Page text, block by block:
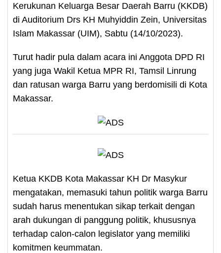
Kerukunan Keluarga Besar Daerah Barru (KKDB)
di Auditorium Drs KH Muhyiddin Zein, Universitas
Islam Makassar (UIM), Sabtu (14/10/2023).
Turut hadir pula dalam acara ini Anggota DPD RI
yang juga Wakil Ketua MPR RI, Tamsil Linrung
dan ratusan warga Barru yang berdomisili di Kota
Makassar.
Ketua KKDB Kota Makassar KH Dr Masykur
mengatakan, memasuki tahun politik warga Barru
sudah harus menentukan sikap terkait dengan
arah dukungan di panggung politik, khususnya
terhadap calon-calon legislator yang memiliki
komitmen keummatan.